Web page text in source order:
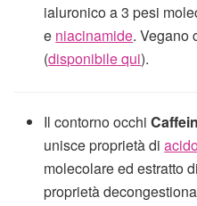
ialuronico a 3 pesi
e niacinamide. Vegano
(disponibile qui).
Il contorno occhi
unisce proprietà di
molecolare ed estratto
proprietà